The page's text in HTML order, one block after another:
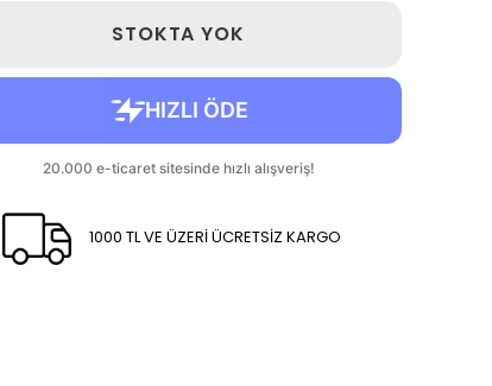
STOKTA YOK
1000 TL VE ÜZERİ ÜCRETSİZ KARGO